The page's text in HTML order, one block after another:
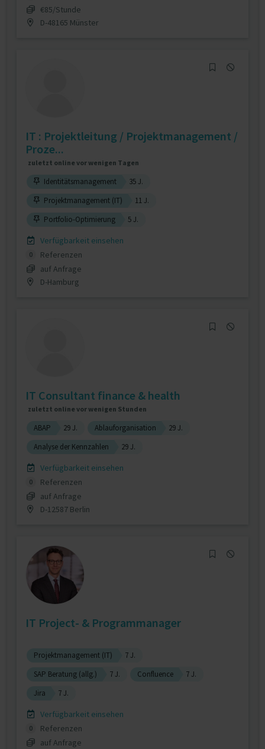
€85/Stunde
D-48165 Münster
IT : Projektleitung / Projektmanagement /
Proze...
zuletzt online vor wenigen Tagen
Identitätsmanagement
35 J.
Projektmanagement (IT)
11 J.
Portfolio-Optimierung
5 J.
Verfügbarkeit einsehen
0
Referenzen
auf Anfrage
D-Hamburg
IT Consultant finance & health
zuletzt online vor wenigen Stunden
ABAP 29 J. Ablauforganisation
29 J.
Analyse der Kennzahlen
29 J.
Verfügbarkeit einsehen
0
Referenzen
auf Anfrage
D-12587 Berlin
IT Project- & Programmanager
Projektmanagement (IT)
7 J.
SAP Beratung (allg.)
7 J. Confluence
7 J.
Jira
7 J.
Verfügbarkeit einsehen
0
Referenzen
auf Anfrage